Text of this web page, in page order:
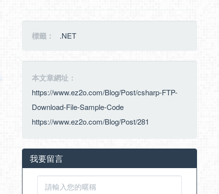
標籤： .NET
本文章網址：
https://www.ez2o.com/Blog/Post/csharp-FTP-
Download-File-Sample-Code
https://www.ez2o.com/Blog/Post/281
我要留言